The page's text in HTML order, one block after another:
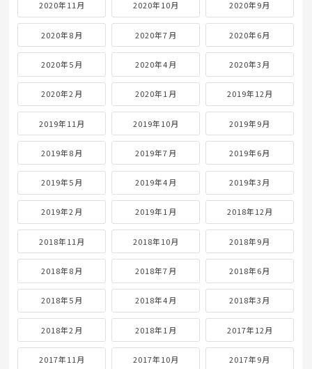
2020年11月 2020年10月 2020年9月
2020年8月 2020年7月 2020年6月
2020年5月 2020年4月 2020年3月
2020年2月 2020年1月 2019年12月
2019年11月 2019年10月 2019年9月
2019年8月 2019年7月 2019年6月
2019年5月 2019年4月 2019年3月
2019年2月 2019年1月 2018年12月
2018年11月 2018年10月 2018年9月
2018年8月 2018年7月 2018年6月
2018年5月 2018年4月 2018年3月
2018年2月 2018年1月 2017年12月
2017年11月 2017年10月 2017年9月